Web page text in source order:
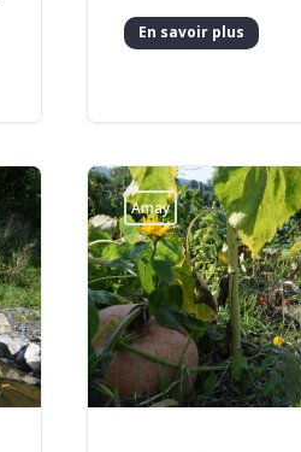
En savoir plus
Amay